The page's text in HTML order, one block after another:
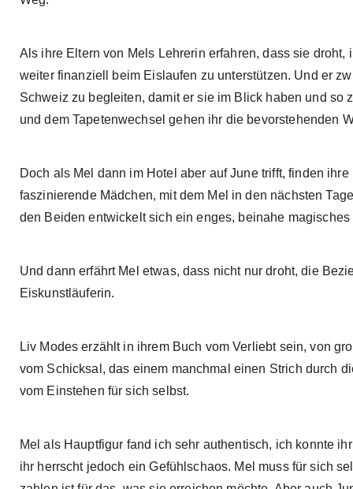
Als ihre Eltern von Mels Lehrerin erfahren, dass sie
weiter finanziell beim Eislaufen zu unterstützen. Und er
Schweiz zu begleiten, damit er sie im Blick haben und
und dem Tapetenwechsel gehen ihr die bevorstehenden
Doch als Mel dann im Hotel aber auf June trifft, finden
faszinierende Mädchen, mit dem Mel in den nächsten
den Beiden entwickelt sich ein enges, beinahe
Und dann erfährt Mel etwas, dass nicht nur droht, die
Eiskunstläuferin.
Liv Modes erzählt in ihrem Buch vom Verliebt sein, von
vom Schicksal, das einem manchmal einen Strich durch
vom Einstehen für sich selbst.
Mel als Hauptfigur fand ich sehr authentisch, ich konnte
ihr herrscht jedoch ein Gefühlschaos. Mel muss für sich